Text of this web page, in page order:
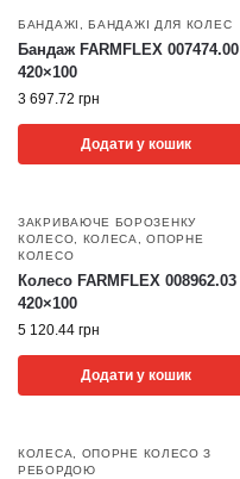
БАНДАЖІ ,БАНДАЖІ ДЛЯ КОЛЕС
Бандаж FARMFLEX 007474.00
420×100
3 697.72 грн
Додати у кошик
ЗАКРИВАЮЧЕ БОРОЗЕНКУ
КОЛЕСО
КОЛЕСА ,ОПОРНЕ
КОЛЕСО
Колесо FARMFLEX 008962.03
420×100
5 120.44 грн
Додати у кошик
КОЛЕСА
ОПОРНЕ КОЛЕСО З
РЕБОРДОЮ